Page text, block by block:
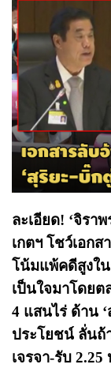
ละเอียด! ‘จิรา
เกตฯ โชว์เอก
โน้มแพ้คดีสูงใ
เป็นใจมาโดย
4 แสนไร่ ด้าน
ประโยชน์ ลั่นถ้
เจรจา-รับ